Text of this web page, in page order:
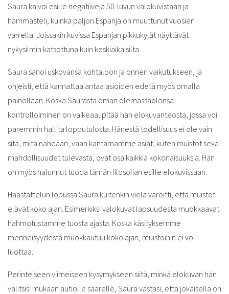
Saura kaivoi esille negatiiveja 50-luvun valokuvistaan ja
hämmästeli, kuinka paljon Espanja on muuttunut vuosien
varrella. Joissakin kuvissa Espanjan pikkukylät näyttävät
nykysilmin katsottuna kuin keskiaikaisilta.
Saura sanoi uskovansa kohtaloon ja onnen vaikutukseen, ja
ohjeisti, että kannattaa antaa asioiden edetä myös omalla
painollaan. Koska Saurasta oman olemassaolonsa
kontrolloiminen on vaikeaa, pitää hän elokuvanteosta, jossa voi
paremmin hallita lopputulosta. Hänestä todellisuus ei ole vain
sitä, mitä nähdään, vaan kantamamme asiat, kuten muistot sekä
mahdollisuudet tulevasta, ovat osa kaikkia kokonaisuuksia. Hän
on myös halunnut tuoda tämän filosofian esille elokuvissaan.
Haastattelun lopussa Saura kuitenkin vielä varoitti, että muistot
elävät koko ajan. Esimerkiksi valokuvat lapsuudesta muokkaavat
hahmotustamme tuosta ajasta. Koska käsityksemme
menneisyydestä muokkautuu koko ajan, muistoihin ei voi
luottaa.
Perinteiseen viimeiseen kysymykseen siitä, minkä elokuvan hän
valitsisi mukaan autiolle saarelle, Saura vastasi, että jokaisella on